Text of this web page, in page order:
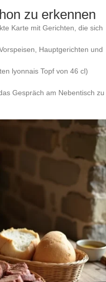
zu erkennen
Karte mit Gerichten, die sich
Hauptgerichten und
lyonnais Topf von 46 cl)
Gespräch am Nebentisch zu